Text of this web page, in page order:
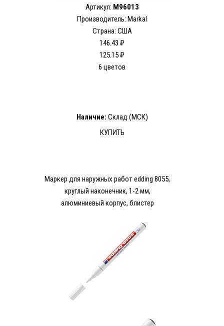
Артикул: M96013
Производитель: Markal
Страна: США
146.43 ₽
125.15 ₽
6 цветов
Наличие: Склад (МСК)
КУПИТЬ
Маркер для наружных работ edding 8055,
круглый наконечник, 1-2 мм,
алюминиевый корпус, блистер